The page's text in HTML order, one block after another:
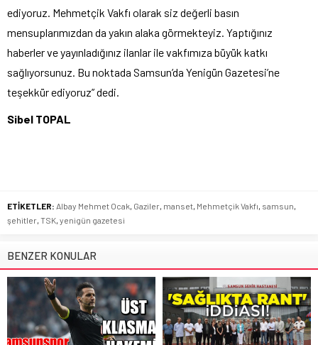
ediyoruz. Mehmetçik Vakfı olarak siz değerli basın
mensuplarımızdan da yakın alaka görmekteyiz. Yaptığınız
haberler ve yayınladığınız ilanlar ile vakfımıza büyük katkı
sağlıyorsunuz. Bu noktada Samsun’da Yenigün Gazetesi’ne
teşekkür ediyoruz” dedi.
Sibel TOPAL
ETİKETLER: Albay Mehmet Ocak Gaziler manset Mehmetçik Vakfı samsun
şehitler TSK yenigün gazetesi
BENZER KONULAR